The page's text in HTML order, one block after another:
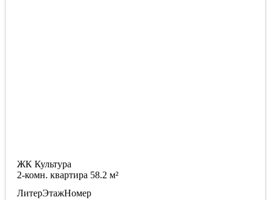
ЖК Культура
2-комн. квартира 58.2 м²
ЛитерЭтажНомер